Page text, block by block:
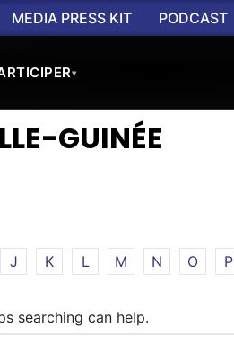
MEDIA PRESS KIT PODCAST
▾
GUINÉE
J K L M N O P
searching can help.